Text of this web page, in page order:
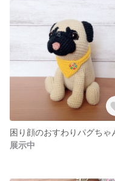
展示中